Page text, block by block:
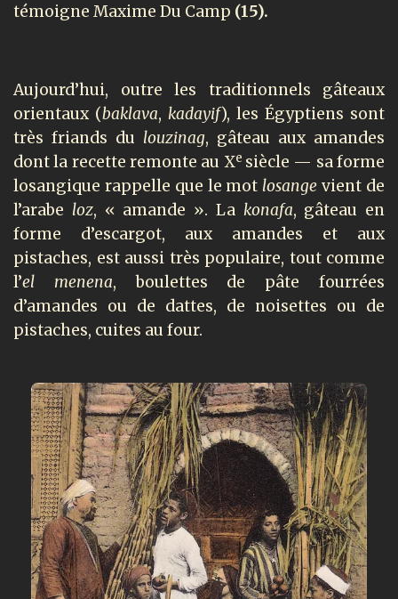
témoigne Maxime Du Camp (15).
Aujourd’hui, outre les traditionnels gâteaux
orientaux (baklava, kadayif), les Égyptiens sont
très friands du louzinag, gâteau aux amandes
dont la recette remonte au Xe siècle — sa forme
losangique rappelle que le mot losangevient de
l’arabe loz, « amande ». La konafa, gâteau en
forme d’escargot, aux amandes et aux
pistaches, est aussi très populaire, tout comme
l’el menena, boulettes de pâte fourrées
d’amandes ou de dattes, de noisettes ou de
pistaches, cuites au four.